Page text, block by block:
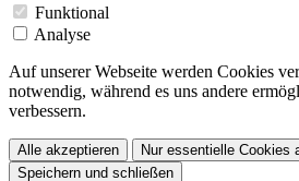
Funktional
Analyse
Auf unserer Webseite werden Cookies
notwendig, während es uns andere
verbessern.
Alle akzeptieren
Nur essentielle Cookies
Speichern und schließen